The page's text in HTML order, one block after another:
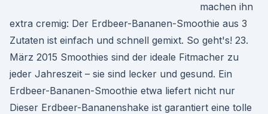
machen ihn
extra cremig: Der Erdbeer-Bananen-Smoothie aus 3
Zutaten ist einfach und schnell gemixt. So geht's! 23.
März 2015 Smoothies sind der ideale Fitmacher zu
jeder Jahreszeit – sie sind lecker und gesund. Ein
Erdbeer-Bananen-Smoothie etwa liefert nicht nur
Dieser Erdbeer-Bananenshake ist garantiert eine tolle